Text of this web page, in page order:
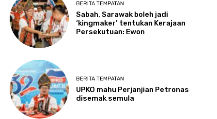
BERITA TEMPATAN
Sabah, Sarawak boleh jadi
‘kingmaker’ tentukan Kerajaan
Persekutuan: Ewon
BERITA TEMPATAN
UPKO mahu Perjanjian Petronas
disemak semula